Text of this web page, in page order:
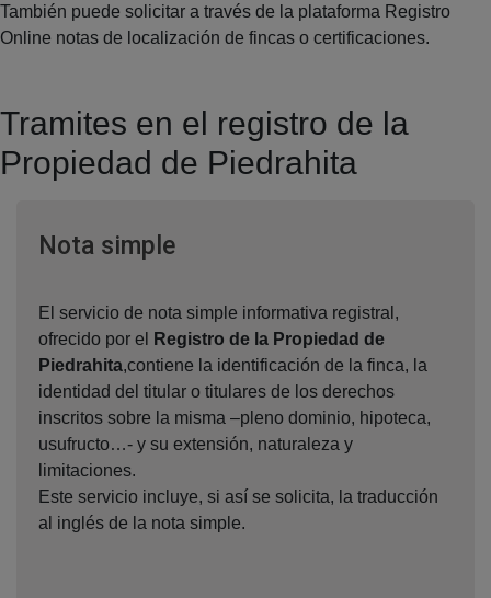
También puede solicitar a través de la plataforma Registro
Online notas de localización de fincas o certificaciones.
Tramites en el registro de la
Propiedad de Piedrahita
Nota simpleVentana nueva
El servicio de nota simple informativa registral,
ofrecido por el
Registro de la Propiedad de
Piedrahita,contiene la identificación de la finca, la
identidad del titular o titulares de los derechos
inscritos sobre la misma –pleno dominio, hipoteca,
usufructo…- y su extensión, naturaleza y
limitaciones.
Este servicio incluye, si así se solicita, la traducción
al inglés de la nota simple.